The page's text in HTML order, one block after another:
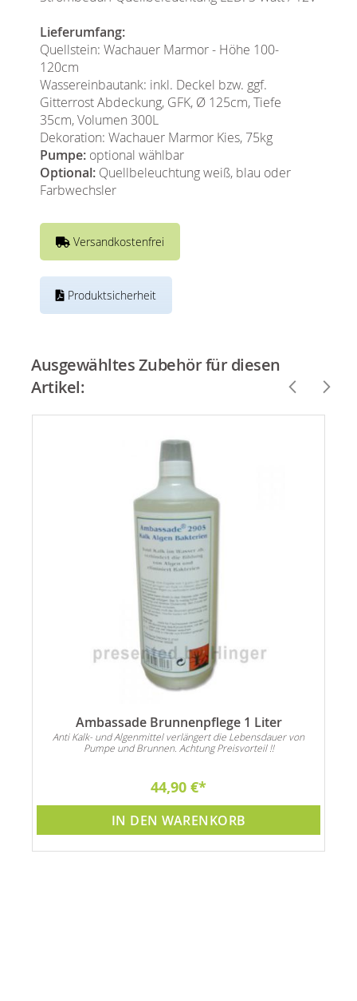
Lieferumfang:
Quellstein: Wachauer Marmor - Höhe 100-
120cm
Wassereinbautank: inkl. Deckel bzw. ggf.
Gitterrost Abdeckung, GFK, Ø 125cm, Tiefe
35cm, Volumen 300L
Dekoration: Wachauer Marmor Kies, 75kg
Pumpe: optional wählbar
Optional: Quellbeleuchtung weiß, blau oder
Farbwechsler
Versandkostenfrei
Produktsicherheit
Ausgewähltes Zubehör für diesen
Artikel:
Ambassade Brunnenpflege 1 Liter
Anti Kalk- und Algenmittel verlängert die Lebensdauer von
Pumpe und Brunnen. Achtung Preisvorteil !!
44,90 €
IN DEN WARENKORB